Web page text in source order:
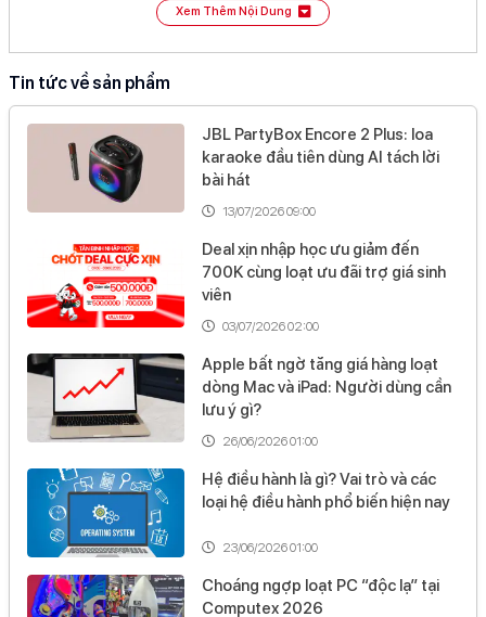
Loa gây ấn tượng mạnh mẽ với logo nổi bật.
cùng khả năng kết nối cả trăm thiết bị cùng lúc.
Thời lượng pin của sản phẩm đạt 15h sử dụng liên
Hỗ trợ Bluetooth 5.1.
Bộ đổi nguồn Type-C.
JBL Xtreme 3là chiếc loa bluetooth thế hệ mới nhất của
dòng loa hầm hố JBL Xtreme. Với khả năng kháng nước,
chống bụi vào loại "nồi đồng cối đá", chất lượng âm thanh
thì trên cả tuyệt vời đáp ứng nhiều thể loại nhac, loa JBL
Xtreme 3 hứa hẹn sẽ khuynh đảo thị trường âm thanh thời
gian tới.
1. JBL Xtreme 3 - Thiết kế hầm hố, cá
tính
JBL Xtreme 3sở hữu thiết kế hầm hố tương tự như các
thế hệ trước dạng hình trụ với phần giữa loa phình to hơn
Xem Thêm Nội Dung
Tin tức về sản phẩm
13/07/2026 09:00
JBL PartyBox Encore 2 Plus: loa
karaoke đầu tiên dùng AI tách lời
bài hát
03/07/2026 02:00
Deal xịn nhập học ưu giảm đến
700K cùng loạt ưu đãi trợ giá sinh
viên
26/06/2026 01:00
Apple bất ngờ tăng giá hàng loạt
dòng Mac và iPad: Người dùng cần
lưu ý gì?
23/06/2026 01:00
Hệ điều hành là gì? Vai trò và các
loại hệ điều hành phổ biến hiện nay
Choáng ngợp loạt PC “độc lạ” tại
Computex 2026